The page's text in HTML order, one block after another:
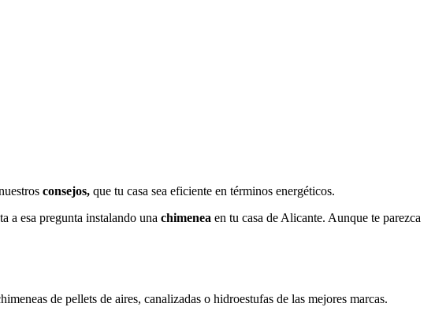
consejos, que tu casa sea eficiente en términos energéticos.
a esa pregunta instalando una chimenea en tu casa de Alicante. Aunque te parezca
de pellets de aires, canalizadas o hidroestufas de las mejores marcas.